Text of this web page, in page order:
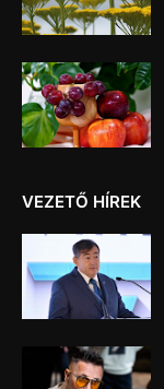
VEZETŐ HÍREK